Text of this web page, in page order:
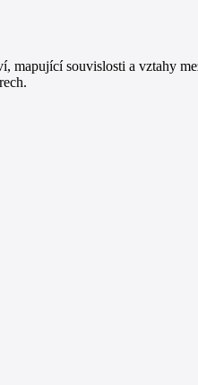
mapující souvislosti a vztahy